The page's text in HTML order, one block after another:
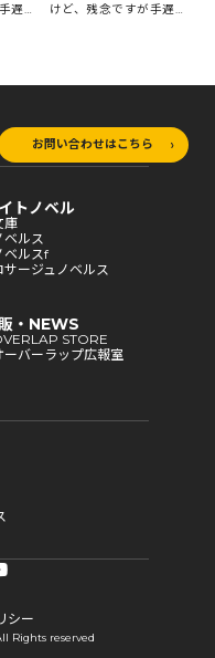
遅れ
けど、残念ですが手遅れ
お問い合わせはこちら
トノベル
庫
ベルス
ベルスf
サージュノベルス
・NEWS
STORE
ーバーラップ広報室
シー
Rights reserved